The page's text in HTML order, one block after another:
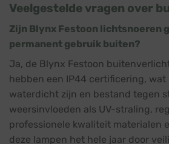
Veelgestelde vragen over
Zijn Blynx Festoon lichtsnoeren
permanent gebruik buiten?
Ja, de Blynx Festoon
hebben een IP44 certificering,
waterdicht zijn en bestand tegen
weersinvloeden als UV-straling,
professionele kwaliteit materialen
deze lampen het hele jaar door